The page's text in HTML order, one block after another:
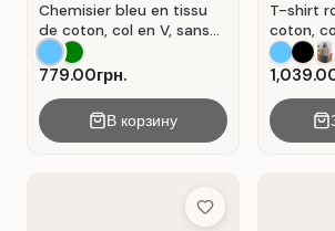
Chemisier bleu en tissu
de coton, col en V, sans
manches . Bleu.
779.00грн.
В корзину
T-shirt
coton,
Rouge .
Add to Wish List